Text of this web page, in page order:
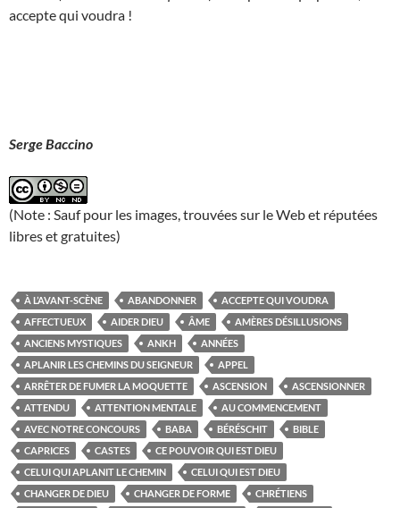
accepte qui voudra !
Serge Baccino
(Note : Sauf pour les images, trouvées sur le Web et réputées
libres et gratuites)
À L’AVANT-SCÈNE ABANDONNER
ACCEPTE QUI VOUDRA
AFFECTUEUX
AIDER DIEU ÂME
AMÈRES DÉSILLUSIONS
ANCIENS MYSTIQUES
ANKH
ANNÉES
APLANIR LES CHEMINS DU SEIGNEUR
APPEL
ARRÊTER DE FUMER LA MOQUETTE
ASCENSION
ASCENSIONNER
ATTENDU
ATTENTION MENTALE
AU COMMENCEMENT
AVEC NOTRE CONCOURS
BABA BÉRÉSCHIT
BIBLE
CAPRICES
CASTES
CE POUVOIR QUI EST DIEU
CELUI QUI APLANIT LE CHEMIN
CELUI QUI EST DIEU
CHANGER DE DIEU
CHANGER DE FORME CHRÉTIENS